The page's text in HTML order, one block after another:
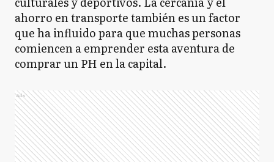
ahorro en transporte también es un factor
que ha influido para que muchas personas
comiencen a emprender esta aventura de
comprar un PH en la capital.
Ads